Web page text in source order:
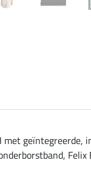
met geïntegreerde,